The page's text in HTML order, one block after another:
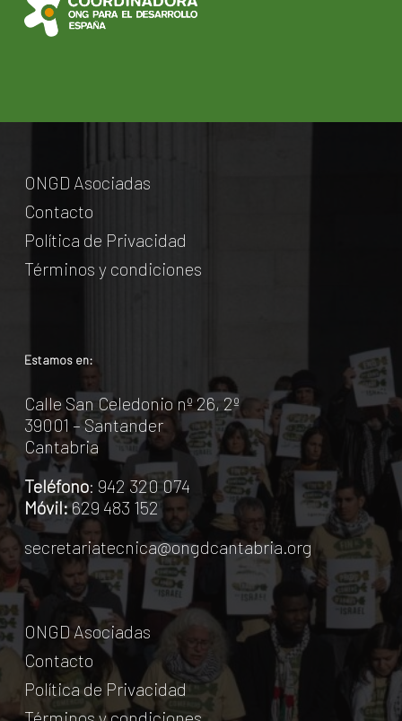
ONGD Asociadas
Contacto
Política de Privacidad
Términos y condiciones
Estamos en:
Calle San Celedonio nº 26, 2º
39001 – Santander
Cantabria
Teléfono: 942 320 074
Móvil:629 483 152
secretariatecnica@ongdcantabria.org
ONGD Asociadas
Contacto
Política de Privacidad